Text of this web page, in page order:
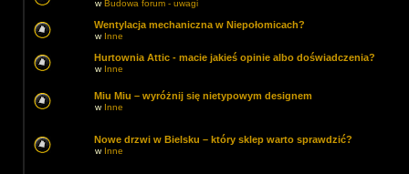
wBudowa forum - uwagi
Wentylacja mechaniczna w Niepołomicach?
w Inne
Hurtownia Attic - macie jakieś opinie albo doświadczenia?
w Inne
Miu Miu – wyróżnij się nietypowym designem
w Inne
Nowe drzwi w Bielsku – który sklep warto sprawdzić?
w Inne